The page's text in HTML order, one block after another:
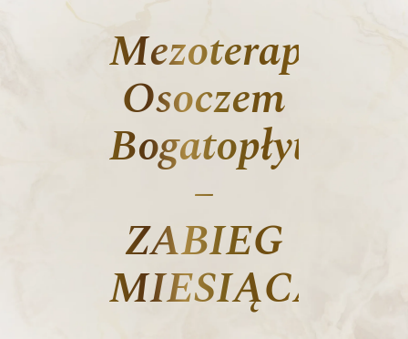
Mezoterapia
Osoczem
–
ZABIEG
MIESIĄCA